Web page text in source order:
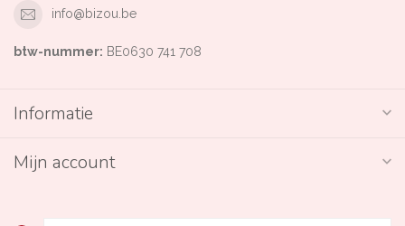
info@bizou.be
btw-nummer: BE0630 741 708
Informatie
Mijn account